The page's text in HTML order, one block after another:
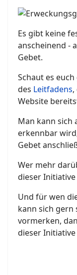
Es gibt keine
anscheinend -
Gebet.
Schaut es
des Leitfadens
Website
Man kann sich
erkennbar
Gebet
Wer mehr
dieser
Und für wen
kann sich gern
vormerken,
dieser